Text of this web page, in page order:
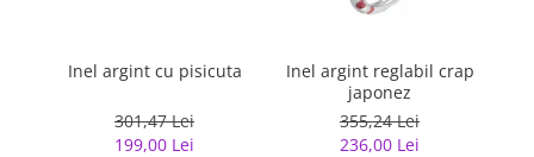
Inel argint cu pisicuta
301,47 Lei
199,00 Lei
Inel argint reglabil crap
japonez
355,24 Lei
236,00 Lei